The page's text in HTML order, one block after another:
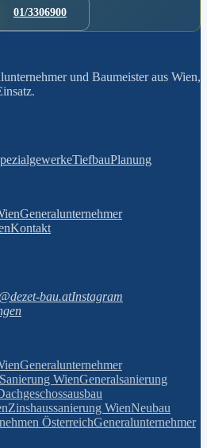
01/3306900
und Baumeister aus Wien,
TiefbauPlanung
Generalunternehmer
Kontakt
bau.atInstagram
Generalunternehmer
Sanierung WienGeneralsanierung
Zinshaussanierung WienNeubau
ÖsterreichGeneralunternehmer